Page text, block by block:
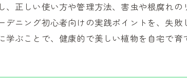
、正しい使い方や管理方法、害虫や根腐れ
デニング初心者向けの実践ポイントを、失
学ぶことで、健康的で美しい植物を自宅で育